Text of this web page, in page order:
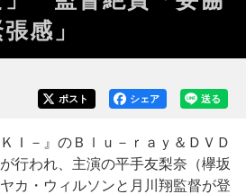
感」
送る
シェア
ポスト
Ｉ－』のＢｌｕ－ｒａｙ＆ＤＶＤ
行われ、主演の平手友梨奈（欅坂
カ・ウィルソンと月川翔監督が登